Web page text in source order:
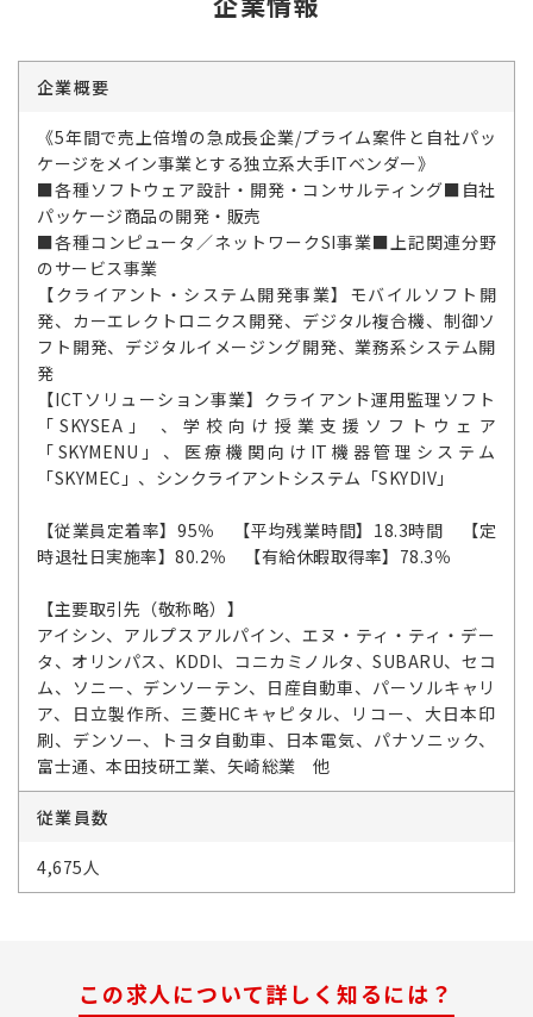
企業概要
《5年間で売上倍増の急成長企業/プライム案件と自社パッ
ケージをメイン事業とする独立系大手ITベンダー》
■各種ソフトウェア設計・開発・コンサルティング■自社
パッケージ商品の開発・販売
■各種コンピュータ／ネットワークSI事業■上記関連分野
のサービス事業
【クライアント・システム開発事業】モバイルソフト開
発、カーエレクトロニクス開発、デジタル複合機、制御ソ
フト開発、デジタルイメージング開発、業務系システム開
発
【ICTソリューション事業】クライアント運用監理ソフト
「SKYSEA」 、学校向け授業支援ソフトウェア
「SKYMENU」、医療機関向けIT機器管理システム
「SKYMEC」、シンクライアントシステム「SKYDIV」
【従業員定着率】95％ 【平均残業時間】18.3時間 【定
時退社日実施率】80.2％ 【有給休暇取得率】78.3％
【主要取引先（敬称略）】
アイシン、アルプスアルパイン、エヌ・ティ・ティ・デー
タ、オリンパス、KDDI、コニカミノルタ、SUBARU、セコ
ム、ソニー、デンソーテン、日産自動車、パーソルキャリ
ア、日立製作所、三菱HCキャピタル、リコー、大日本印
刷、デンソー、トヨタ自動車、日本電気、パナソニック、
富士通、本田技研工業、矢崎総業 他
従業員数
4,675人
この求人について詳しく知るには？